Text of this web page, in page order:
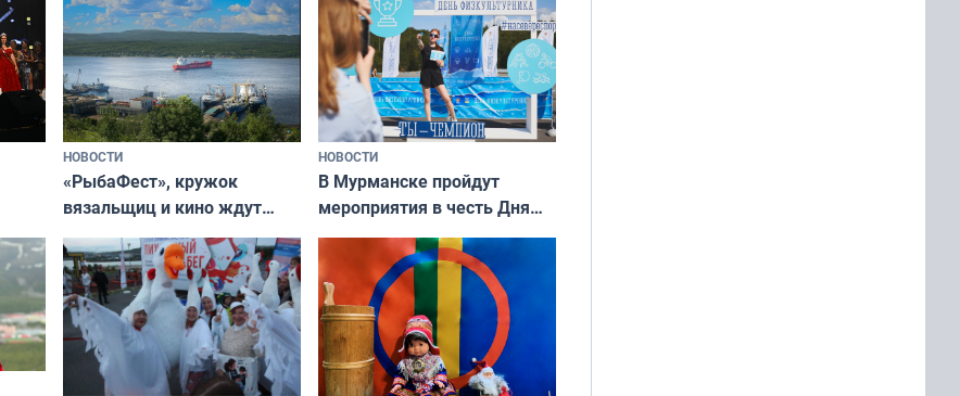
НОВОСТИ
«РыбаФест», кружок
вязальщиц и кино ждут
мурманчан в эти выходные
НОВОСТИ
В Мурманске пройдут
мероприятия в честь Дня
физкультурника